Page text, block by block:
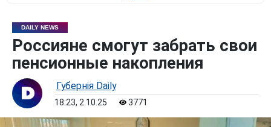
DAILY NEWS
Россияне смогут забрать свои
пенсионные накопления
Губернiя Daily
18:23, 2.10.25 3771